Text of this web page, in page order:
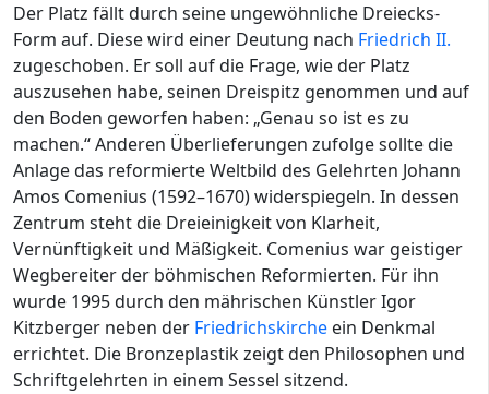
Der Platz fällt durch seine ungewöhnliche Dreiecks-
Form auf. Diese wird einer Deutung nach Friedrich II.
zugeschoben. Er soll auf die Frage, wie der Platz
auszusehen habe, seinen Dreispitz genommen und auf
den Boden geworfen haben: „Genau so ist es zu
machen.“ Anderen Überlieferungen zufolge sollte die
Anlage das reformierte Weltbild des Gelehrten Johann
Amos Comenius (1592–1670) widerspiegeln. In dessen
Zentrum steht die Dreieinigkeit von Klarheit,
Vernünftigkeit und Mäßigkeit. Comenius war geistiger
Wegbereiter der böhmischen Reformierten. Für ihn
wurde 1995 durch den mährischen Künstler Igor
Kitzberger neben der Friedrichskirche ein Denkmal
errichtet. Die Bronzeplastik zeigt den Philosophen und
Schriftgelehrten in einem Sessel sitzend.